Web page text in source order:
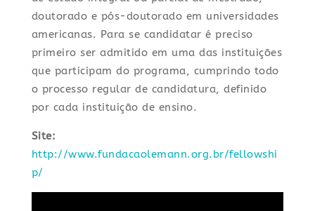
doutorado e pós-doutorado em universidades
americanas. Para se candidatar é preciso
primeiro ser admitido em uma das instituições
que participam do programa, cumprindo todo
o processo regular de candidatura, definido
por cada instituição de ensino.
Site:
http://www.fundacaolemann.org.br/fellowshi
p/